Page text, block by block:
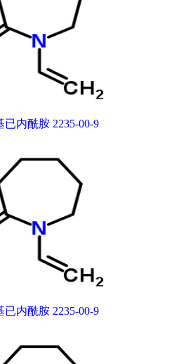
已内酰胺 2235-00-9
已内酰胺 2235-00-9